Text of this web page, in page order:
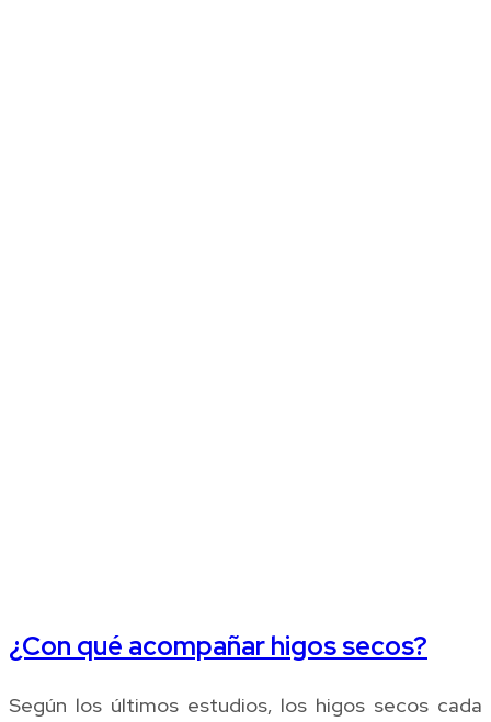
¿Con qué acompañar higos secos?
Según los últimos estudios, los higos secos cada